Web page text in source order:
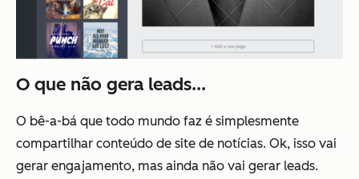
O que não gera leads...
O bê-a-bá que todo mundo faz é simplesmente
compartilhar conteúdo de site de notícias. Ok, isso vai
gerar engajamento, mas ainda não vai gerar leads.